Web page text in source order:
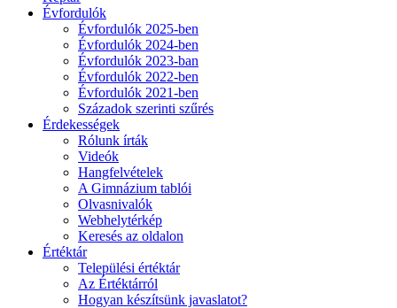
Évfordulók
Évfordulók 2025-ben
Évfordulók 2024-ben
Évfordulók 2023-ban
Évfordulók 2022-ben
Évfordulók 2021-ben
Századok szerinti szűrés
Érdekességek
Rólunk írták
Videók
Hangfelvételek
A Gimnázium tablói
Olvasnivalók
Webhelytérkép
Keresés az oldalon
Értéktár
Települési értéktár
Az Értéktárról
Hogyan készítsünk javaslatot?